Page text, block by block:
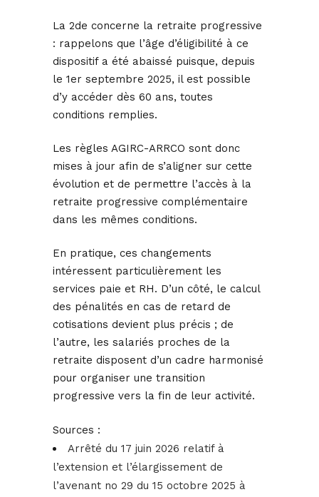
La 2de concerne la retraite progressive
: rappelons que l’âge d’éligibilité à ce
dispositif a été abaissé puisque, depuis
le 1er septembre 2025, il est possible
d’y accéder dès 60 ans, toutes
conditions remplies.
Les règles AGIRC-ARRCO sont donc
mises à jour afin de s’aligner sur cette
évolution et de permettre l’accès à la
retraite progressive complémentaire
dans les mêmes conditions.
En pratique, ces changements
intéressent particulièrement les
services paie et RH. D’un côté, le calcul
des pénalités en cas de retard de
cotisations devient plus précis ; de
l’autre, les salariés proches de la
retraite disposent d’un cadre harmonisé
pour organiser une transition
progressive vers la fin de leur activité.
Sources :
Arrêté du 17 juin 2026 relatif à
l’extension et l’élargissement de
l’avenant no 29 du 15 octobre 2025 à